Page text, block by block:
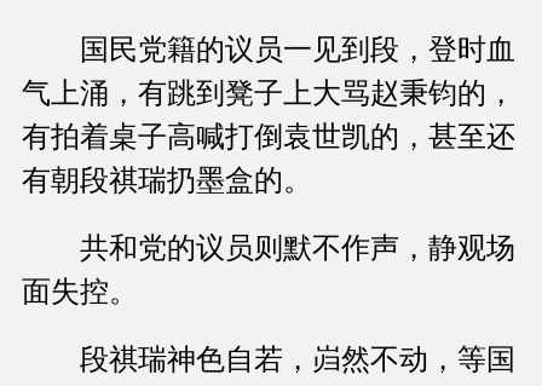
国民党籍的议员一见到段，登时血
气上涌，有跳到凳子上大骂赵秉钧的，
有拍着桌子高喊打倒袁世凯的，甚至还
有朝段祺瑞扔墨盒的。
共和党的议员则默不作声，静观场
面失控。
段祺瑞神色自若，岿然不动，等国